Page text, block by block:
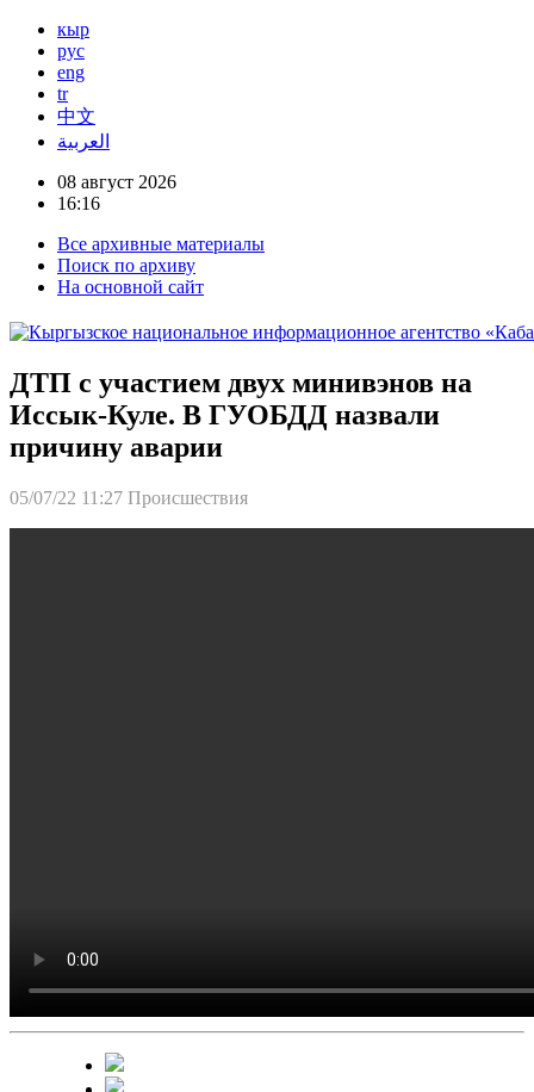
кыр
рус
eng
tr
中文
العربية
08 август 2026
16:16
Все архивные материалы
Поиск по архиву
На основной сайт
ДТП с участием двух минивэнов на
Иссык-Куле. В ГУОБДД назвали
причину аварии
05/07/22 11:27 Происшествия